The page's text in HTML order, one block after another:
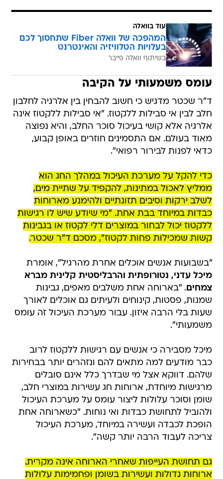
עוד בוואלה
המהפכה של וואלה Fiber שתחסוך לכם
בעלויות הטלוויזיה והאינטרנט
בשיתוף וואלה פייבר
עומס משמעותי על הקיבה
ד"ר שכטר מדגיש כי חשוב להבחין בין אלרגיה לחלבון
חלב לבין אי סבילות ללקטוז. "אי סבילות ללקטוז אינה
אלרגיה אלא קושי בעיכול סוכר החלב, והיא נפוצה
מאוד בעולם. אם התסמינים חוזרים באופן קבוע,
כדאי לפנות לבירור רפואי".
כדי להקל על מערכת העיכול במהלך החג הוא
ממליץ לאכול במתינות, להקפיד על שתיית מים,
לשלב ירקות וסיבים תזונתיים ולהימנע מארוחות
כבדות במיוחד בבת אחת. "מי שיודע שיש לו רגישות
ללקטוז יכול לבחור במוצרים דלי לקטוז או בגבינות
קשות שמכילות פחות לקטוז", מסכם ד"ר שכטר.
"בשבועות אנשים אוכלים אחרת מהרגיל", אומרת
מיכל עדני, נטורופתית והרבליסטית קלינית מברא
צמחים. "בארוחה אחת משלבים מאפים, גבינות
שמנות, פסטות, קינוחים ולעיתים גם אוכלים לאורך
שעות בלי הרבה איזון. עבור מערכת העיכול זה עומס
משמעותי".
מיכל מסבירה כי אנשים עם רגישות ללקטוז לרוב
כבר מודעים למה מתאים להם ונזהרים יותר בבחירות
שלהם. דווקא אצל מי שבדרך כלל אינם סובלים
מרגישות מיוחדת, ארוחות חג עשירות במוצרי חלב,
שומן וסוכר עלולות ליצור עומס על מערכת העיכול
ולהוביל לתחושת כבדות ואי נוחות. "כשארוחה אחת
הופכת לכבדה ועשירה במיוחד, מערכת העיכול
צריכה לעבוד הרבה יותר קשה".
גם תחושת העייפות שאחרי הארוחה אינה מקרית.
ארוחות גדולות ועשירות בשומן ופחמימות עלולות